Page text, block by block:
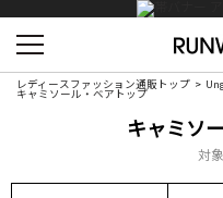
レディースファッション通販トップ
キャミソール・ベアトップ
キャミソ
対